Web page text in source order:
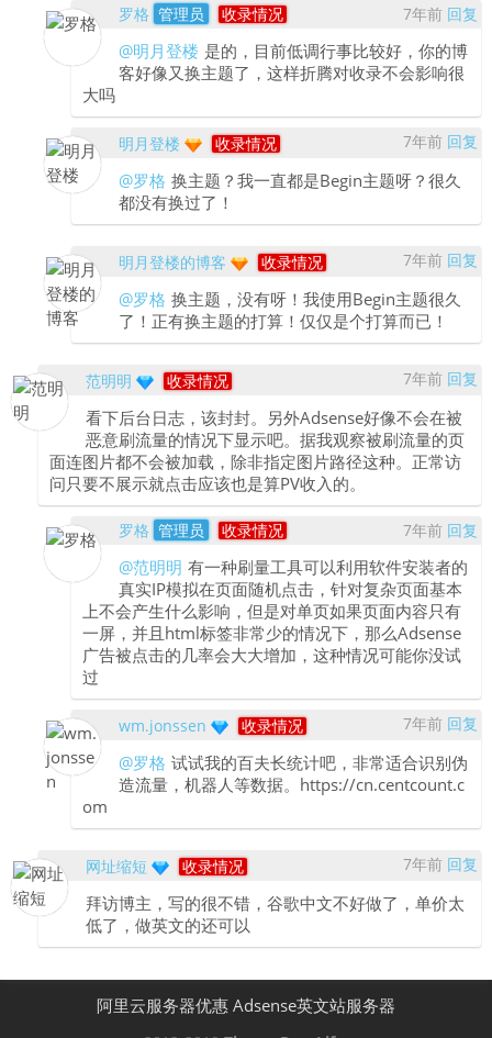
罗格 管理员 收录情况 7年前 回复
@明月登楼 是的，目前低调行事比较好，你的博
客好像又换主题了，这样折腾对收录不会影响很
大吗
明月登楼 收录情况 7年前 回复
@罗格 换主题？我一直都是Begin主题呀？很久
都没有换过了！
明月登楼的博客 收录情况 7年前 回复
@罗格 换主题，没有呀！我使用Begin主题很久
了！正有换主题的打算！仅仅是个打算而已！
范明明 收录情况 7年前 回复
看下后台日志，该封封。另外Adsense好像不会在被
恶意刷流量的情况下显示吧。据我观察被刷流量的页
面连图片都不会被加载，除非指定图片路径这种。正常访
问只要不展示就点击应该也是算PV收入的。
罗格 管理员 收录情况 7年前 回复
@范明明 有一种刷量工具可以利用软件安装者的
真实IP模拟在页面随机点击，针对复杂页面基本
上不会产生什么影响，但是对单页如果页面内容只有
一屏，并且html标签非常少的情况下，那么Adsense
广告被点击的几率会大大增加，这种情况可能你没试
过
wm.jonssen 收录情况 7年前 回复
@罗格 试试我的百夫长统计吧，非常适合识别伪
造流量，机器人等数据。https://cn.centcount.c
om
网址缩短 收录情况 7年前 回复
拜访博主，写的很不错，谷歌中文不好做了，单价太
低了，做英文的还可以
阿里云服务器优惠 Adsense英文站服务器